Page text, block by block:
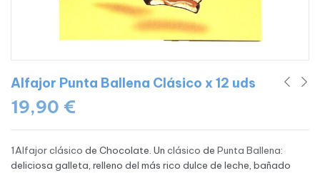
Alfajor Punta Ballena Clásico x 12 uds
19,90 €
1Alfajor clásico de Chocolate. Un clásico de Punta Ballena:
deliciosa galleta, relleno del más rico dulce de leche, bañado